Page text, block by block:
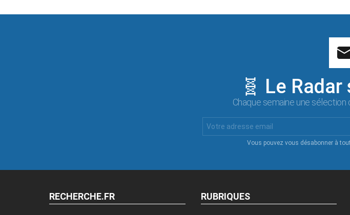
🧬 Le
Chaque semaine une
Email
:
Vous pouvez vous désabonner à
RECHERCHE.FR RUBRIQUES